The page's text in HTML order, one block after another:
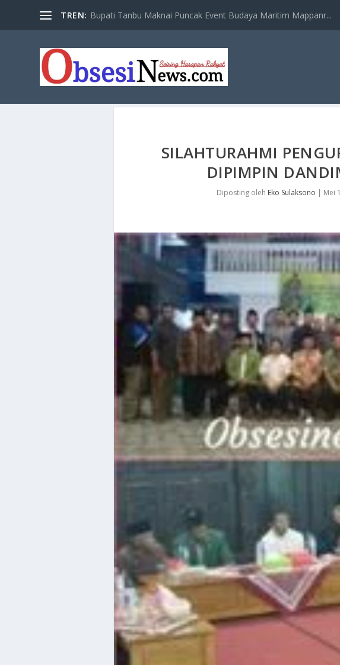
TREN: Bupati Tanbu Maknai Puncak Event Budaya Maritim Mappanr...
SILAHTURAHMI
DIPIMPIN
Diposting oleh Eko Sulaksono | Mei